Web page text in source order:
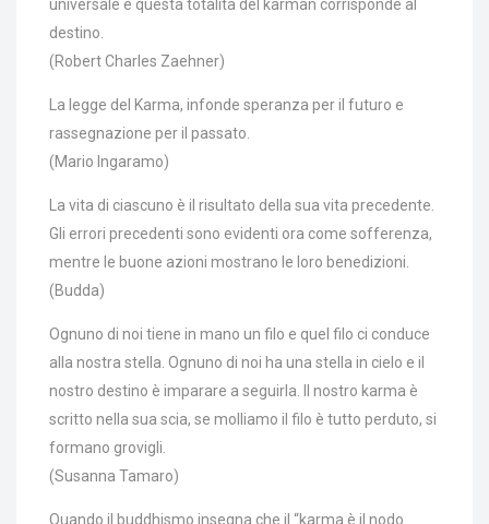
universale e questa totalità del karman corrisponde al
destino.
(Robert Charles Zaehner)
La legge del Karma, infonde speranza per il futuro e
rassegnazione per il passato.
(Mario Ingaramo)
La vita di ciascuno è il risultato della sua vita precedente.
Gli errori precedenti sono evidenti ora come sofferenza,
mentre le buone azioni mostrano le loro benedizioni.
(Budda)
Ognuno di noi tiene in mano un filo e quel filo ci conduce
alla nostra stella. Ognuno di noi ha una stella in cielo e il
nostro destino è imparare a seguirla. Il nostro karma è
scritto nella sua scia, se molliamo il filo è tutto perduto, si
formano grovigli.
(Susanna Tamaro)
Quando il buddhismo insegna che il “karma è il nodo